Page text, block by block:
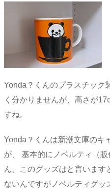
Yonda？くんのプラスチック
く分かりませんが、高さが
すね。
Yonda？くんは新潮文庫のキ
が、 基本的にノベルティ（
ん。このグッズはと言います
ないんですがノベルティグッ